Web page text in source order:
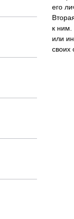
его
к ним.
или
своих